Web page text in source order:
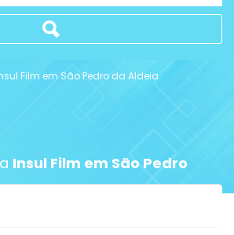
Film em São Pedro da Aldeia
Insul Film em São Pedro